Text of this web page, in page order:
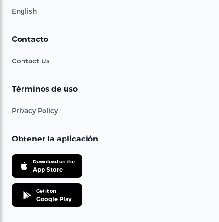
English
Contacto
Contact Us
Términos de uso
Privacy Policy
Obtener la aplicación
Download on the
App Store
Get it on
Google Play